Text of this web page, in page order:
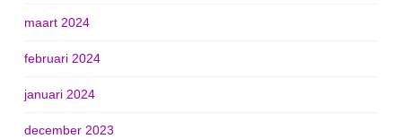
maart 2024
februari 2024
januari 2024
december 2023